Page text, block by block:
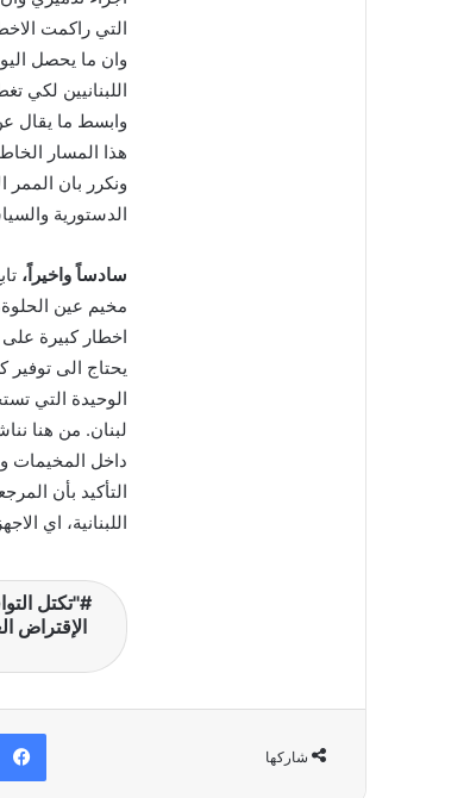
التي راكمت
وان ما يحصل
اللبنانيين لكي
وابسط ما يقال
هذا المسار
ونكرر بان الممر
الدستورية
سادساً واخيراً،
مخيم عين
اخطار كبيرة
يحتاج الى
الوحيدة التي
لبنان. من هنا
داخل المخيمات
التأكيد بأن
اللبنانية، اي
"تكتل
الإقتراض
شاركها